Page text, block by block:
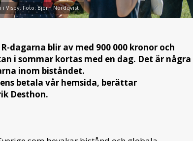
i Visby. Foto: Björn Nordqvist
dagarna blir av med 900 000 kronor och
i sommar kortas med en dag. Det är några
inom biståndet.
betala vår hemsida, berättar
Desthon.